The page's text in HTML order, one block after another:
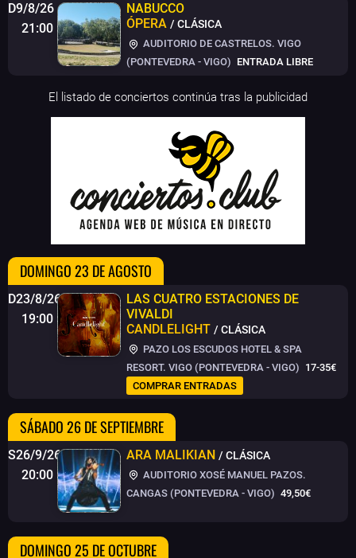
D9/8/26
21:00
NABUCCO
ÓPERA / CLÁSICA
AUDITORIO DE CASTRELOS. VIGO
(PONTEVEDRA - VIGO) ENTRADA LIBRE
El listado de conciertos continúa tras la publicidad
DOMINGO 23 DE AGOSTO
D23/8/26
19:00
LAS CUATRO ESTACIONES DE
VIVALDI
CANDLELIGHT / CLÁSICA
PAZO LOS ESCUDOS HOTEL & SPA
RESORT. VIGO (PONTEVEDRA - VIGO) 17-35€
COMPRAR ENTRADAS
SÁBADO 26 DE SEPTIEMBRE
S26/9/26
20:00
ARA MALIKIAN / CLÁSICA
AUDITORIO XOSÉ MANUEL PAZOS.
CANGAS (PONTEVEDRA - VIGO) 49,50€
DOMINGO 25 DE OCTUBRE